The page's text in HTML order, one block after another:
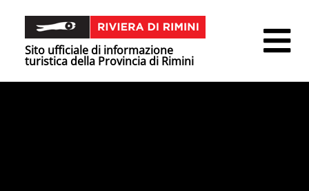
Sito ufficiale di informazione
turistica della Provincia di Rimini